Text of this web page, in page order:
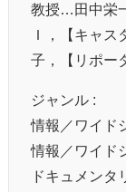
教授…田中栄
Ｉ，【キャ
子，【リポー
ジャンル :
情報／ワイド
情報／ワイド
ドキュメンタ